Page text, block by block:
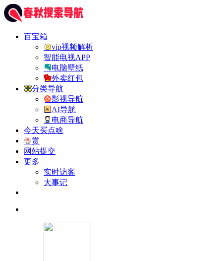
百宝箱
vip视频解析
智能电视APP
电脑壁纸
外卖红包
分类导航
影视导航
AI导航
电商导航
今天买点啥
赏
网站提交
更多
实时访客
大事记